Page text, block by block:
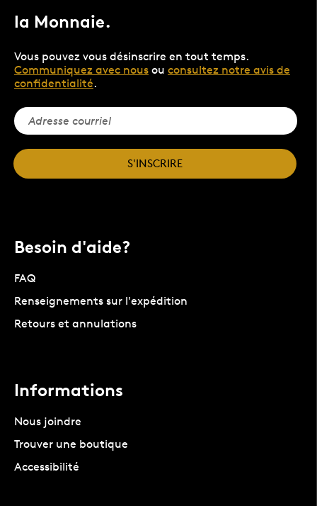
la Monnaie.
Vous pouvez vous désinscrire en tout temps.
Communiquez avec nous ou consultez notre avis de
confidentialité.
S'INSCRIRE
Besoin d'aide?
FAQ
Renseignements sur l'expédition
Retours et annulations
Informations
Nous joindre
Trouver une boutique
Accessibilité